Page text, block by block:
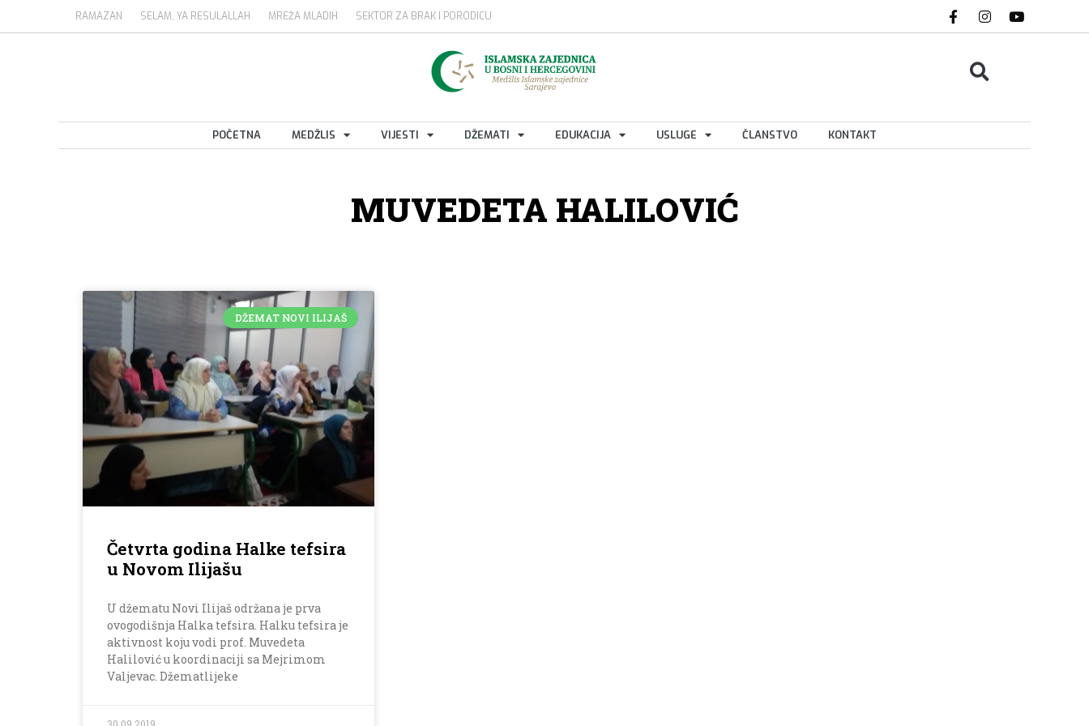
RAMAZAN SELAM, YA RESULALLAH MREŽA MLADIH SEKTOR ZA BRAK I PORODICU
POČETNA MEDŽLIS VIJESTI DŽEMATI EDUKACIJA USLUGE ČLANSTVO KONTAKT
MUVEDETA HALILOVIĆ
DŽEMAT NOVI ILIJAŠ
Četvrta godina Halke tefsira
u Novom Ilijašu
U džematu Novi Ilijaš održana je prva
ovogodišnja Halka tefsira. Halku tefsira je
aktivnost koju vodi prof. Muvedeta
Halilović u koordinaciji sa Mejrimom
Valjevac. Džematlijeke